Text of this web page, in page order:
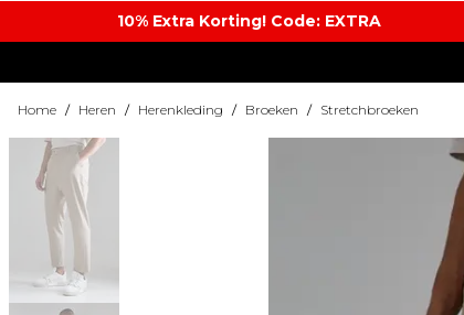
10% Extra Korting! Code: EXTRA​
Home / Heren / Herenkleding / Broeken / Stretchbroeken